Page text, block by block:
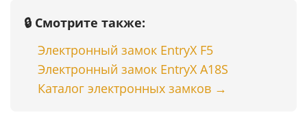
🔒 Смотрите также:
Электронный замок EntryX F5
Электронный замок EntryX A18S
Каталог электронных замков →